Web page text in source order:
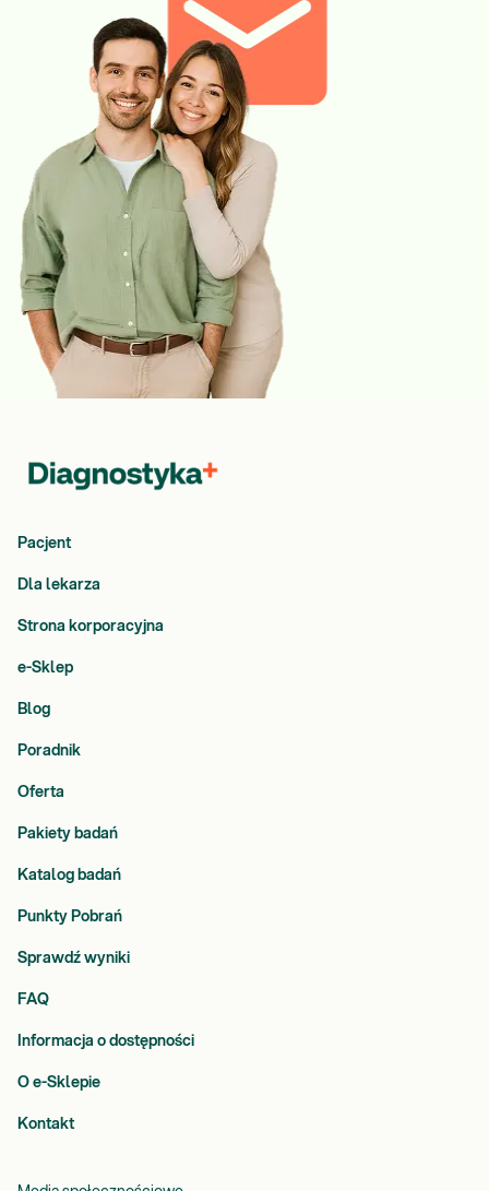
Pacjent
Dla lekarza
Strona korporacyjna
e-Sklep
Blog
Poradnik
Oferta
Pakiety badań
Katalog badań
Punkty Pobrań
Sprawdź wyniki
FAQ
Informacja o dostępności
O e-Sklepie
Kontakt